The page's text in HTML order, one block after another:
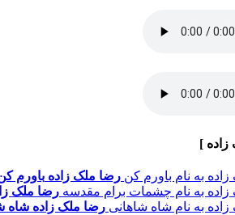
زاده ]
رضا ملک زاده باورم
رضا ملک
رضا ملک زاده شاه